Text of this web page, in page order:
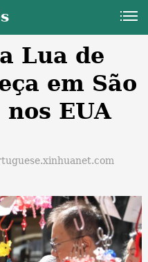
Lua de
em São
EUA